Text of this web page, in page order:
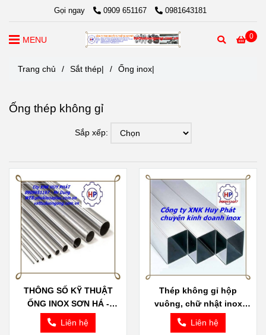
Gọi ngay 0909 651167 0981643181
0
MENU
Trang chủ / Sắt thép| / Ống inox|
Ống thép không gỉ
Sắp xếp:
THÔNG SỐ KỸ THUẬT
ỐNG INOX SƠN HÁ -
THÉP KHÔNG GỈ TỐT
NHẤT TẠI VIỆT NAM
Liên hệ
Thép không gỉ hộp
vuông, chữ nhật inox
304, 201, 316
Liên hệ